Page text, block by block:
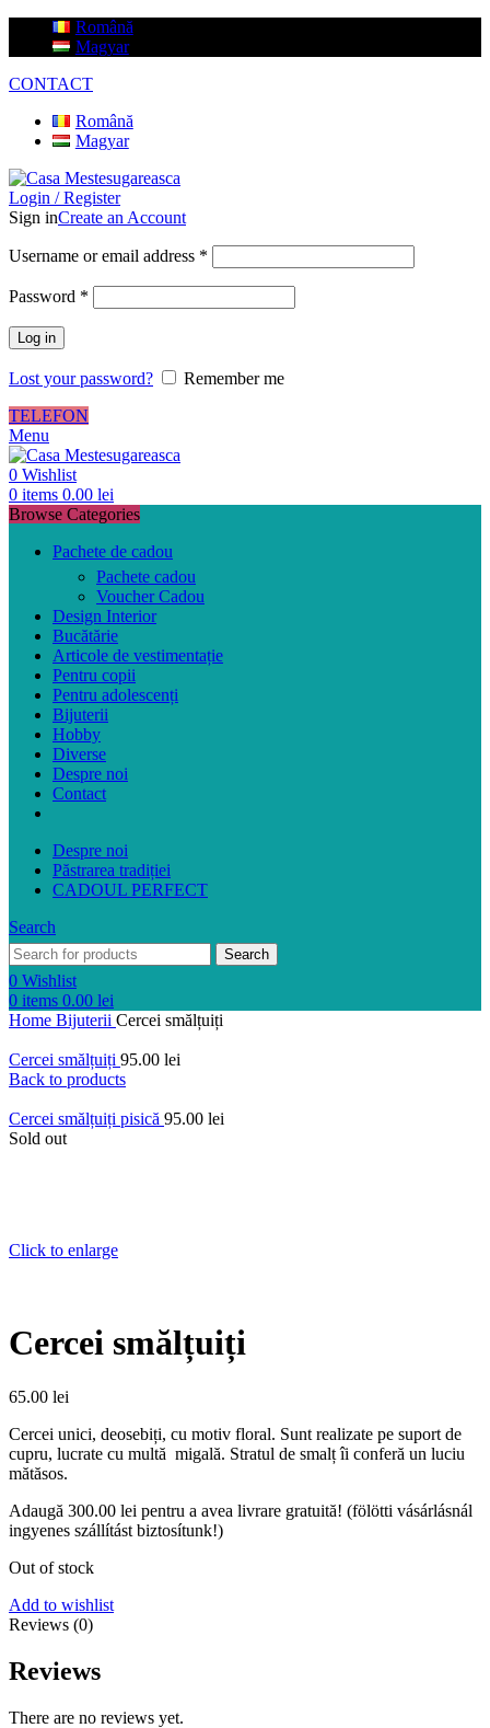
Română
Magyar
CONTACT
Română
Magyar
Login / Register
Sign inCreate an Account
Username or email address *
Password *
Log in
Lost your password?
Remember me
TELEFON
Menu
0 Wishlist
0 items 0.00 lei
Browse Categories
Pachete de cadou
Pachete cadou
Voucher Cadou
Design Interior
Bucătărie
Articole de vestimentație
Pentru copii
Pentru adolescenți
Bijuterii
Hobby
Diverse
Despre noi
Contact
Despre noi
Păstrarea tradiției
CADOUL PERFECT
Search
Search
0 Wishlist
0 items 0.00 lei
Home Bijuterii Cercei smălțuiți
Cercei smălțuiți 95.00 lei
Back to products
Cercei smălțuiți pisică 95.00 lei
Sold out
Click to enlarge
Cercei smălțuiți
65.00 lei
Cercei unici, deosebiți, cu motiv floral. Sunt realizate pe suport de
cupru, lucrate cu multă migală. Stratul de smalț îi conferă un luciu
mătăsos.
Adaugă 300.00 lei pentru a avea livrare gratuită! (fölötti vásárlásnál
ingyenes szállítást biztosítunk!)
Out of stock
Add to wishlist
Reviews (0)
Reviews
There are no reviews yet.